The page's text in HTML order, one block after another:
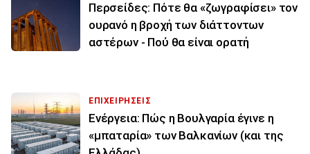
Περσείδες: Πότε θα «ζωγραφίσει» τον
ουρανό η βροχή των διάττοντων
αστέρων - Πού θα είναι ορατή
ΕΠΙΧΕΙΡΗΣΕΙΣ
Ενέργεια: Πώς η Βουλγαρία έγινε η
«μπαταρία» των Βαλκανίων (και της